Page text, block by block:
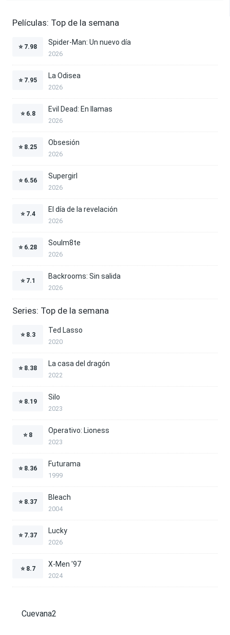
Películas: Top de la semana
⭐ 7.98
Spider-Man: Un nuevo día
2026
⭐ 7.95
La Odisea
2026
⭐ 6.8
Evil Dead: En llamas
2026
⭐ 8.25
Obsesión
2026
⭐ 6.56
Supergirl
2026
⭐ 7.4
El día de la revelación
2026
⭐ 6.28
Soulm8te
2026
⭐ 7.1
Backrooms: Sin salida
2026
Series: Top de la semana
⭐ 8.3
Ted Lasso
2020
⭐ 8.38
La casa del dragón
2022
⭐ 8.19
Silo
2023
⭐ 8
Operativo: Lioness
2023
⭐ 8.36
Futurama
1999
⭐ 8.37
Bleach
2004
⭐ 7.37
Lucky
2026
⭐ 8.7
X-Men '97
2024
Cuevana2